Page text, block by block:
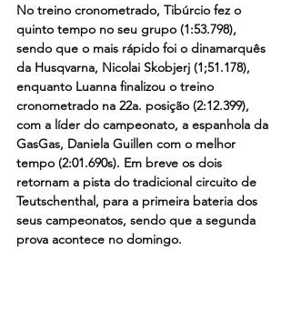
No treino cronometrado, Tibúrcio fez o
quinto tempo no seu grupo (1:53.798),
sendo que o mais rápido foi o dinamarquês
da Husqvarna, Nicolai Skobjerj (1;51.178),
enquanto Luanna finalizou o treino
cronometrado na 22a. posição (2:12.399),
com a líder do campeonato, a espanhola da
GasGas, Daniela Guillen com o melhor
tempo (2:01.690s). Em breve os dois
retornam a pista do tradicional circuito de
Teutschenthal, para a primeira bateria dos
seus campeonatos, sendo que a segunda
prova acontece no domingo.